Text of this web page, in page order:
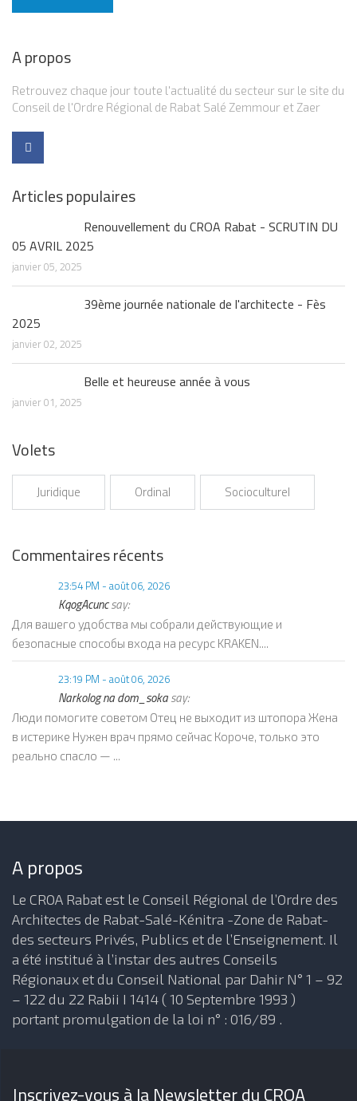
A propos
Retrouvez chaque jour toute l'actualité du secteur sur le site du
Conseil de l'Ordre Régional de Rabat Salé Zemmour et Zaer
Articles populaires
Renouvellement du CROA Rabat - SCRUTIN DU
05 AVRIL 2025
janvier 05, 2025
39ème journée nationale de l'architecte - Fès
2025
janvier 02, 2025
Belle et heureuse année à vous
janvier 01, 2025
Volets
Juridique Ordinal Socioculturel
Commentaires récents
23:54 PM - août 06, 2026
KqogAcuncsay:
Для вашего удобства мы собрали действующие и
безопасные способы входа на ресурс KRAKEN....
23:19 PM - août 06, 2026
Narkolog na dom_sokasay:
Люди помогите советом Отец не выходит из штопора Жена
в истерике Нужен врач прямо сейчас Короче, только это
реально спасло — ...
A propos
Le CROA Rabat est le Conseil Régional de l’Ordre des
Architectes de Rabat-Salé-Kénitra -Zone de Rabat-
des secteurs Privés, Publics et de l’Enseignement. Il
a été institué à l’instar des autres Conseils
Régionaux et du Conseil National par Dahir N° 1 – 92
– 122 du 22 Rabii I 1414 ( 10 Septembre 1993 )
portant promulgation de la loi n° : 016/89 .
Inscrivez-vous à la Newsletter du CROA